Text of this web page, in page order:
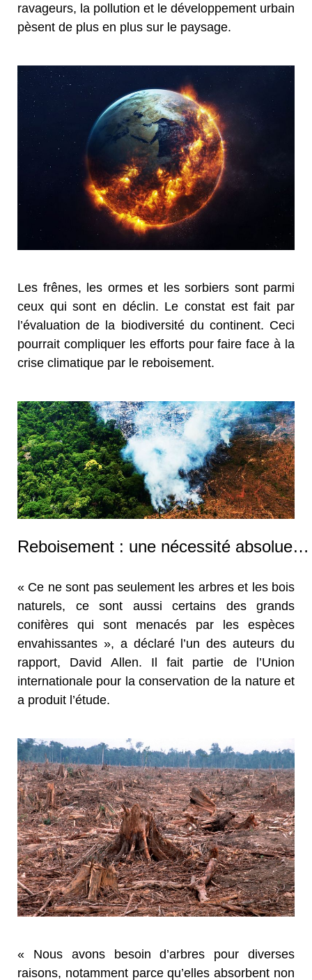
ravageurs, la pollution et le développement urbain
pèsent de plus en plus sur le paysage.
Les frênes, les ormes et les sorbiers sont parmi
ceux qui sont en déclin. Le constat est fait par
l’évaluation de la biodiversité du continent. Ceci
pourrait compliquer les efforts pour faire face à la
crise climatique par le reboisement.
Reboisement : une nécessité absolue…
« Ce ne sont pas seulement les arbres et les bois
naturels, ce sont aussi certains des grands
conifères qui sont menacés par les espèces
envahissantes », a déclaré l’un des auteurs du
rapport, David Allen. Il fait partie de l’Union
internationale pour la conservation de la nature et
a produit l’étude.
« Nous avons besoin d’arbres pour diverses
raisons, notamment parce qu’elles absorbent non